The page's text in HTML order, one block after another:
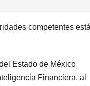
competentes
Estado de México
Financiera, al